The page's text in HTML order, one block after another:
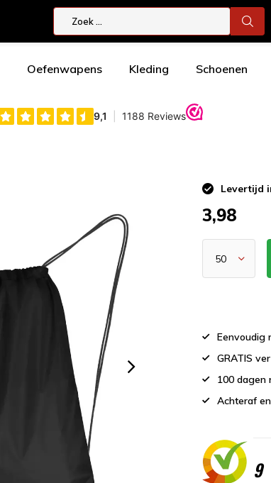
Oefenwapens Kleding Schoenen
Levertijd
3,98
Eenvoudig
GRATIS
100 dagen
Achteraf
9